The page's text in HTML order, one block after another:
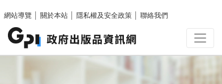
網站導覽
關於本站 隱私權及安全政策 聯絡我們